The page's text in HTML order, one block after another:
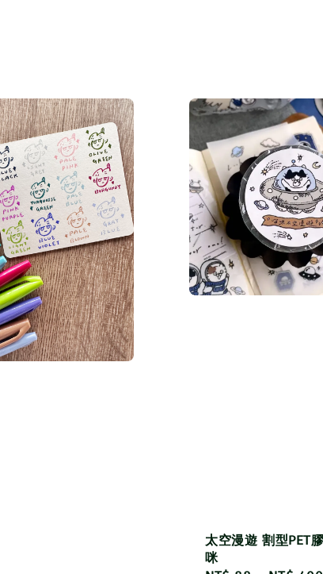
太空漫遊 割型PET
咪